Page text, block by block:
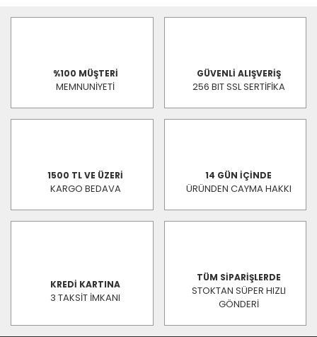
%100 MÜŞTERİ
MEMNUNİYETİ
GÜVENLİ ALIŞVERİŞ
256 BIT SSL SERTİFİKA
1500 TL VE ÜZERİ
KARGO BEDAVA
14 GÜN İÇİNDE
ÜRÜNDEN CAYMA HAKKI
KREDİ KARTINA
3 TAKSİT İMKANI
TÜM SİPARİŞLERDE
STOKTAN SÜPER HIZLI
GÖNDERİ